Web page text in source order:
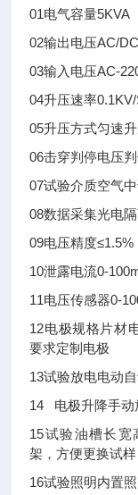
01电气容量5KVA
02输出电压AC/
03输入电压AC-
04升压速率
05升压方式匀速
06击穿判停电压
07试验介质空气
08数据采集光电
09电压精度≤1.5%
10泄露电流0-
11电压传感器0-
12电极规格片材
要求定制电极
13试验放电电动
14 电极升降手动
15试验油槽长宽
架，方便更换试样
16试验照明内置